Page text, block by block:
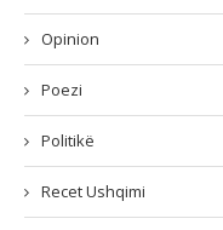
Opinion
Poezi
Politikë
Recet Ushqimi